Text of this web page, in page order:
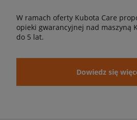
W ramach oferty Kubota Care
opieki gwarancyjnej nad maszyną
do 5 lat.
Dowiedz się